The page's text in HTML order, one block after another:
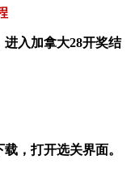
进入加拿大28开奖结
，打开选关界面。